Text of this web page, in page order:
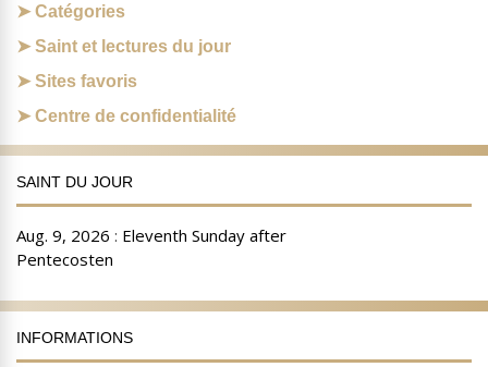
Catégories
Saint et lectures du jour
Sites favoris
Centre de confidentialité
SAINT DU JOUR
INFORMATIONS